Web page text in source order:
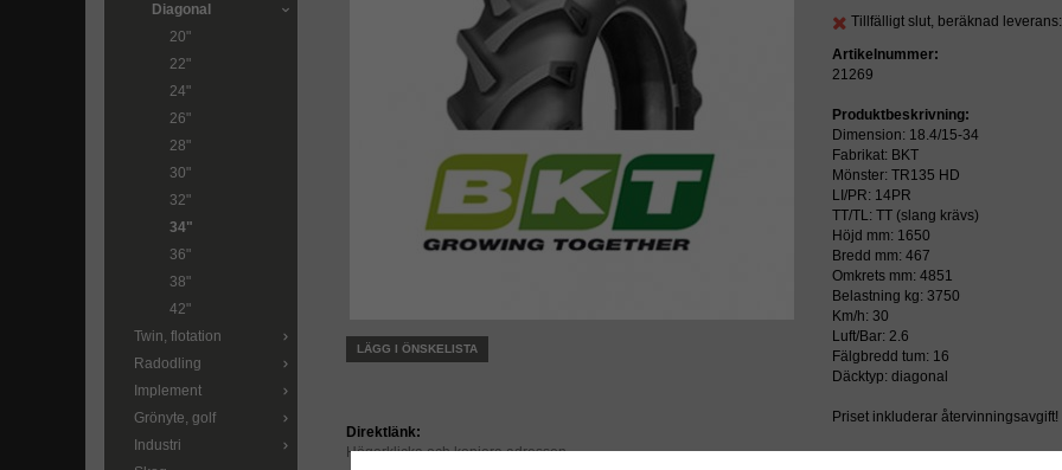
Diagonal
20"
22"
24"
26"
28"
30"
32"
34"
36"
38"
42"
Twin, flotation
Radodling
Implement
Grönyte, golf
Industri
LÄGG I ÖNSKELISTA
Direktlänk:
Högerklicka och kopiera adressen
Tillfälligt slut, beräknad
Artikelnummer:
21269
Produktbeskrivning:
Dimension: 18.4/15-34
Fabrikat: BKT
Mönster: TR135 HD
LI/PR: 14PR
TT/TL: TT (slang krävs)
Höjd mm: 1650
Bredd mm: 467
Omkrets mm: 4851
Belastning kg: 3750
Km/h: 30
Luft/Bar: 2.6
Fälgbredd tum: 16
Däcktyp: diagonal
Priset inkluderar återvinningsavgift!